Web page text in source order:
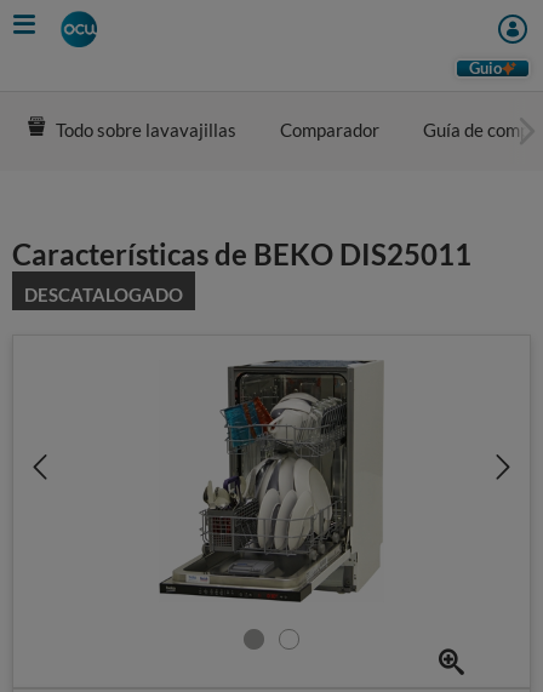
Skip
to
Guio
Todo sobre lavavajillas Comparador Guía de
Características de BEKO DIS25011
DESCATALOGADO